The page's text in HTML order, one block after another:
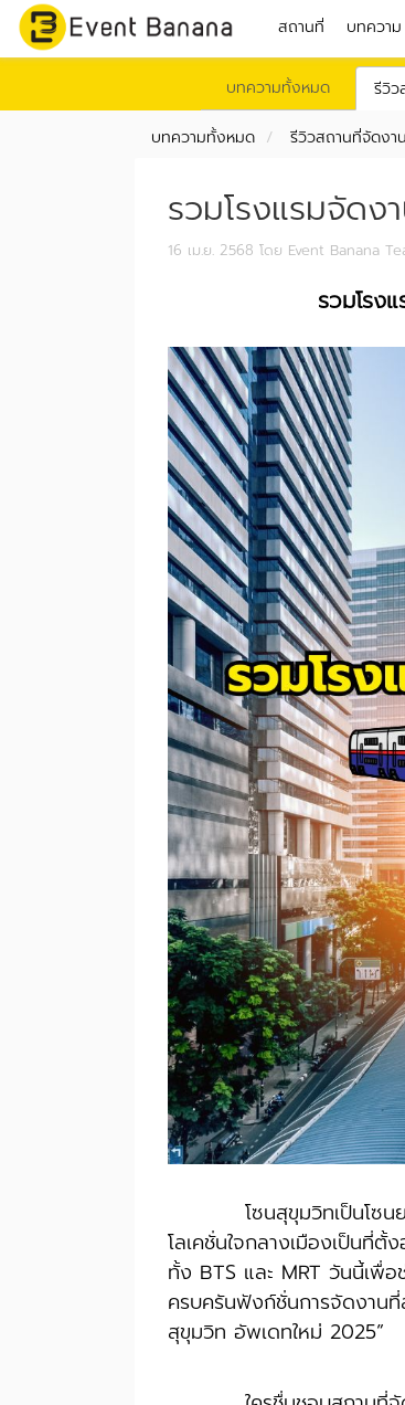
สถานที่ บทความ
บทความทั้งหมด รีวิ
บทความทั้งหมด รีวิวสถานที่จัดงาน
รวมโรงแรมจัด
16 เม.ย. 2568 โดย Event Banana
รวมโรง
โซนสุขุมวิทเป็นโซนยอด
โลเคชั่นใจกลางเมืองเป็น
ทั้ง BTS และ MRT วันนี้เพื่
ครบครันฟังก์ชั่นการจัดงาน
สุขุมวิท อัพเดทใหม่ 2025”